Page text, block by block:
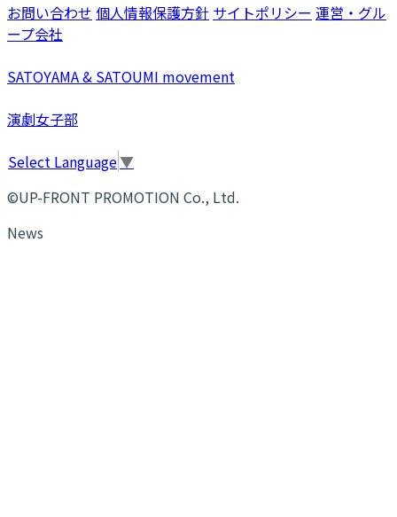
お問い合わせ 個人情報保護方針 サイトポリシー 運営・グル
ープ会社
SATOYAMA & SATOUMI movement
演劇女子部
Select Language▼
©UP-FRONT PROMOTION Co., Ltd.
News